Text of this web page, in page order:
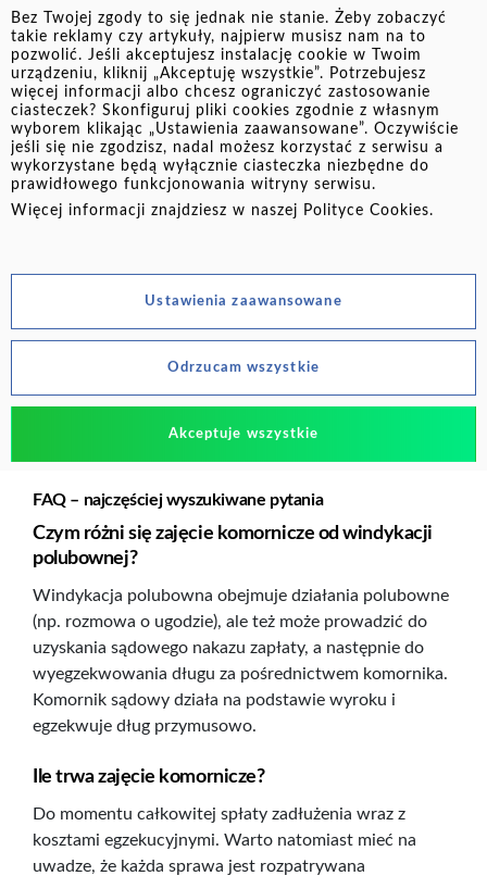
Prawo do informacji – komornik ma obowiązek
poinformować cię o swoich działaniach.
Prawo do skargi – jeśli uznasz, że komornik
naruszył przepisy (np. zajął świadczenia,
których nie powinien), możesz złożyć skargę na
czynności komornika do sądu.
wynagrodzenie minimalne, komornik
nie może zabrać ci ani złotówki ponad
tę kwotę. Wyjątek: dług alimentacyjny.
Tutaj ta zasada nie obowiązuje.
FAQ – najczęściej wyszukiwane pytania
Czym różni się zajęcie komornicze od windykacji
polubownej?
Windykacja polubowna obejmuje działania polubowne
(np. rozmowa o ugodzie), ale też może prowadzić do
uzyskania sądowego nakazu zapłaty, a następnie do
wyegzekwowania długu za pośrednictwem komornika.
Komornik sądowy działa na podstawie wyroku i
egzekwuje dług przymusowo.
Ile trwa zajęcie komornicze?
Do momentu całkowitej spłaty zadłużenia wraz z
kosztami egzekucyjnymi. Warto natomiast mieć na
uwadze, że każda sprawa jest rozpatrywana
Bez Twojej zgody to się jednak nie stanie. Żeby zobaczyć
takie reklamy czy artykuły, najpierw musisz nam na to
pozwolić. Jeśli akceptujesz instalację cookie w Twoim
urządzeniu, kliknij „Akceptuję wszystkie”. Potrzebujesz
więcej informacji albo chcesz ograniczyć zastosowanie
ciasteczek? Skonfiguruj pliki cookies zgodnie z własnym
wyborem klikając „Ustawienia zaawansowane”. Oczywiście
jeśli się nie zgodzisz, nadal możesz korzystać z serwisu a
wykorzystane będą wyłącznie ciasteczka niezbędne do
prawidłowego funkcjonowania witryny serwisu.
Więcej informacji znajdziesz w naszej Polityce Cookies.
Ustawienia zaawansowane
Odrzucam wszystkie
Akceptuje wszystkie